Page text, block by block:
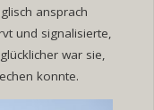
ansprach
und signalisierte,
war sie,
konnte.